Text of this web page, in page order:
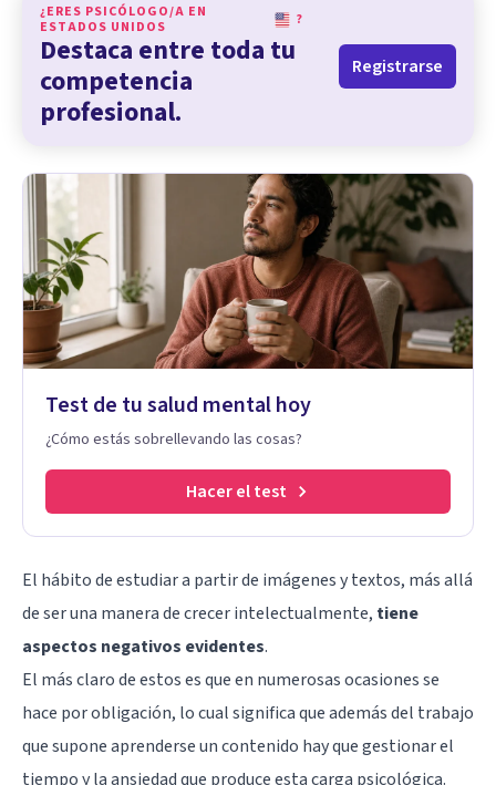
¿ERES PSICÓLOGO/A EN
ESTADOS UNIDOS
?
Destaca entre toda tu
competencia
profesional.
Registrarse
Test de tu salud mental hoy
¿Cómo estás sobrellevando las cosas?
Hacer el test
El hábito de estudiar a partir de imágenes y textos, más allá
de ser una manera de crecer intelectualmente, tiene
aspectos negativos evidentes.
El más claro de estos es que en numerosas ocasiones se
hace por obligación, lo cual significa que además del trabajo
que supone aprenderse un contenido hay que gestionar el
tiempo yla ansiedad que produce esta carga psicológica.